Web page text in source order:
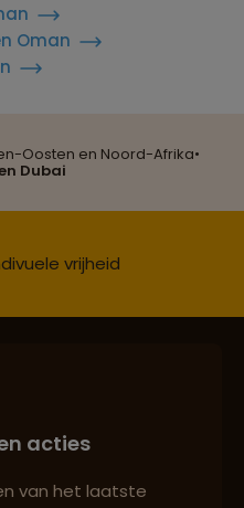
Oosten en Noord-Afrika•
Dubai
Oman
mens, cultuur en milieu
vrijheid
reisadvies
acties
van het laatste